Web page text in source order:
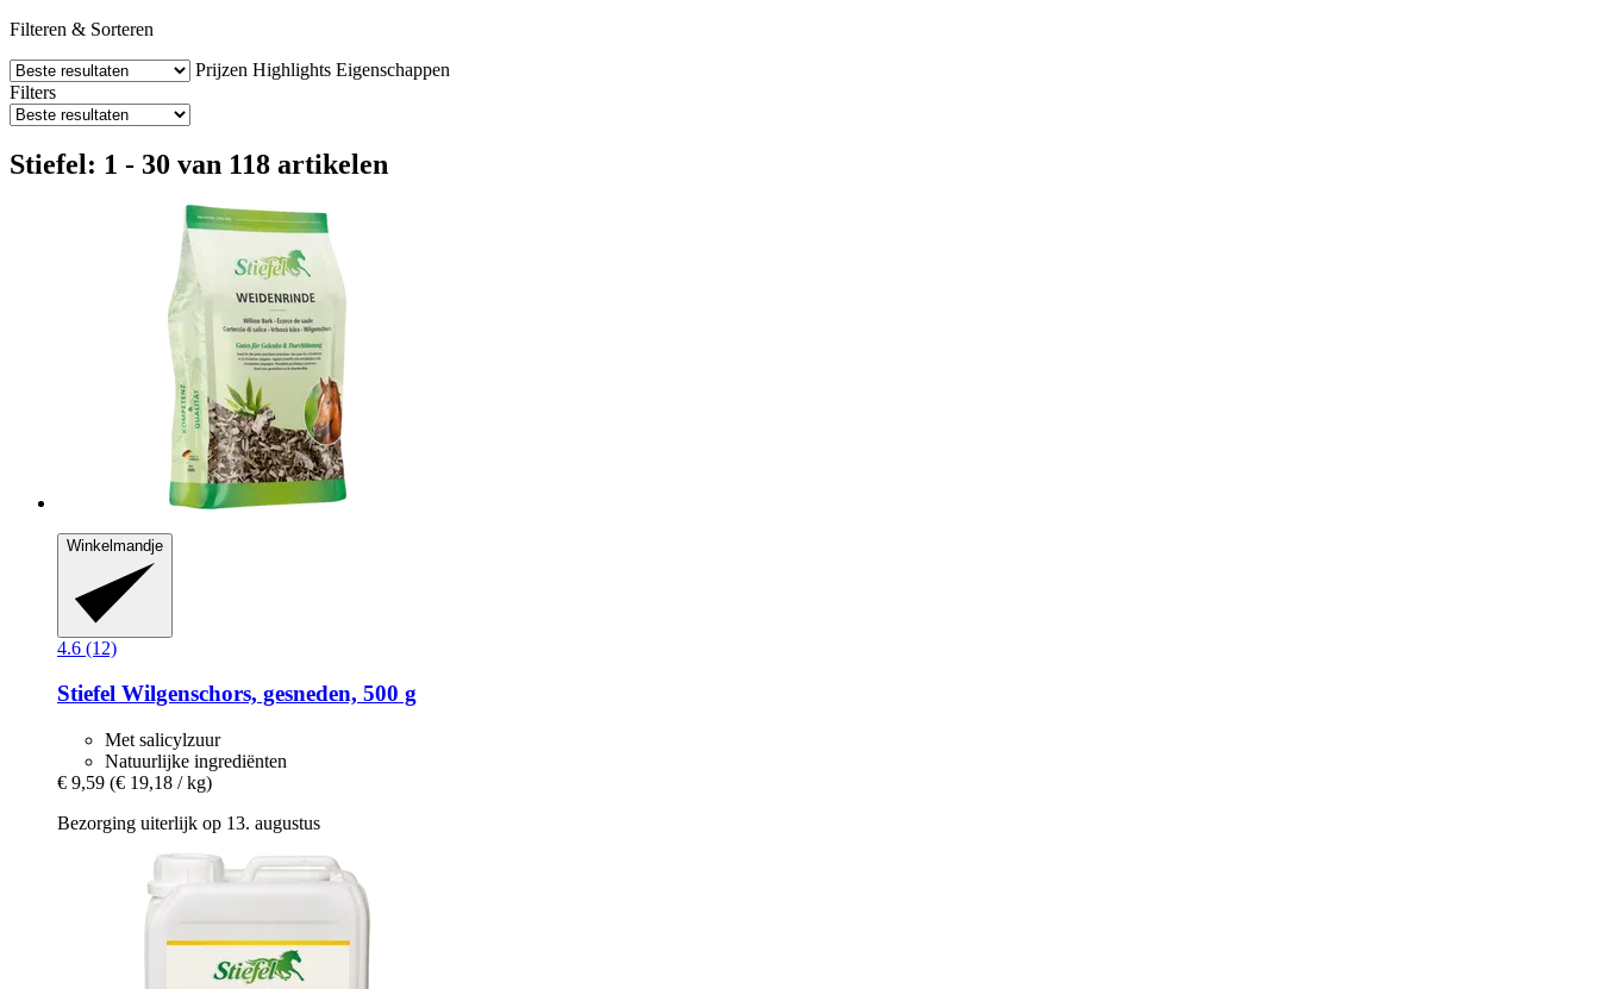
Filteren & Sorteren
Prijzen Highlights Eigenschappen
Filters
Stiefel: 1 - 30 van 118 artikelen
Winkelmandje
4.6 (12)
Stiefel Wilgenschors, gesneden, 500 g
Met salicylzuur
Natuurlijke ingrediënten
€ 9,59 (€ 19,18 / kg)
Bezorging uiterlijk op 13. augustus